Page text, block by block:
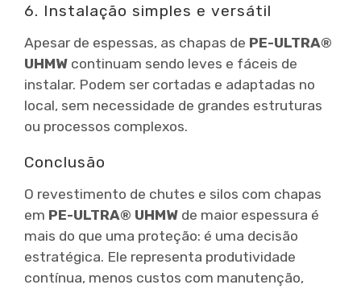
6. Instalação simples e versátil
Apesar de espessas, as chapas de PE-ULTRA®
UHMW continuam sendo leves e fáceis de
instalar. Podem ser cortadas e adaptadas no
local, sem necessidade de grandes estruturas
ou processos complexos.
Conclusão
O revestimento de chutes e silos com chapas
em PE-ULTRA® UHMW de maior espessura é
mais do que uma proteção: é uma decisão
estratégica. Ele representa produtividade
contínua, menos custos com manutenção,